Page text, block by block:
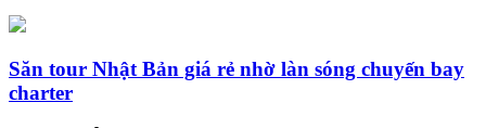
Săn tour Nhật Bản giá rẻ nhờ làn sóng chuyến bay
charter